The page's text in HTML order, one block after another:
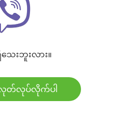
သေးဘူးလား။
လုတ်လုပ်လိုက်ပါ